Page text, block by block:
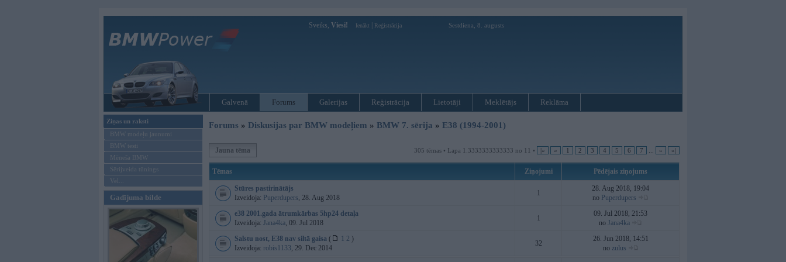
Sveiks, Viesi! Ienākt Reģistrācija Sestdiena, 8. augusts
Galvenā Forums Galerijas Reģistrācija Lietotāji Meklētājs Reklāma
Ziņas un raksti
BMW modeļu jaunumi
BMW testi
Mēneša BMW
Sērijveida tūnings
Vel...
Gadījuma bilde
Forums » Diskusijas par BMW modeļiem » BMW 7. sērija » E38 (1994-2001)
Jauna tēma 305 tēmas • Lapa 1.3333333333333 no 11 • |« « 1 2 3 4 5 6 7 » »|
Tēmas Ziņojumi Pēdējais ziņojums
Stūres pastirinātājs
Izveidoja: Puperdupers, 28. Aug 2018
1
28. Aug 2018, 19:04
no Puperdupers
e38 2001.gada ātrumkārbas 5hp24 detaļa
Izveidoja: Jana4ka, 09. Jul 2018
1
09. Jul 2018, 21:53
no Jana4ka
Salstu nost, E38 nav siltā gaisa ( 1 2 )
Izveidoja: robis1133, 29. Dec 2014
32
26. Jun 2018, 14:51
no zulus